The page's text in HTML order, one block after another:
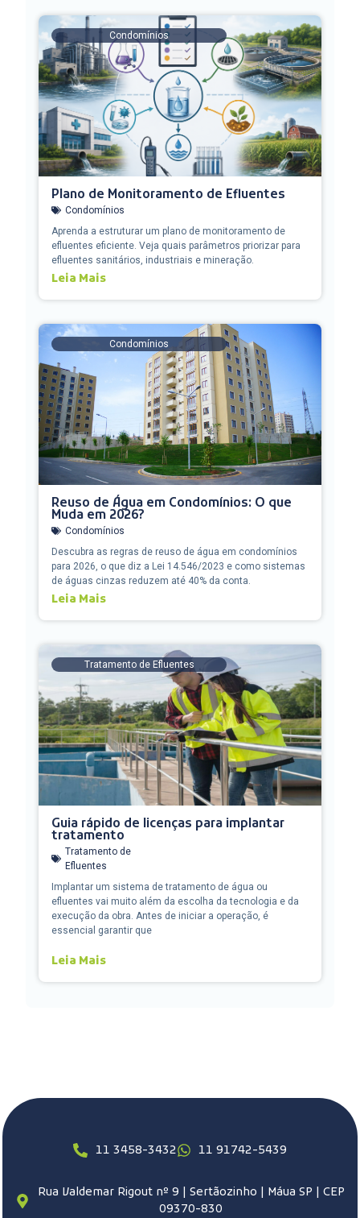
Condomínios
Plano de Monitoramento de Efluentes
Condomínios
Aprenda a estruturar um plano de monitoramento de
efluentes eficiente. Veja quais parâmetros priorizar para
efluentes sanitários, industriais e mineração.
Leia Mais
Condomínios
Reuso de Água em Condomínios: O que
Muda em 2026?
Condomínios
Descubra as regras de reuso de água em condomínios
para 2026, o que diz a Lei 14.546/2023 e como sistemas
de águas cinzas reduzem até 40% da conta.
Leia Mais
Tratamento de Efluentes
Guia rápido de licenças para implantar
tratamento
Tratamento de
Efluentes
Implantar um sistema de tratamento de água ou
efluentes vai muito além da escolha da tecnologia e da
execução da obra. Antes de iniciar a operação, é
essencial garantir que
Leia Mais
11 3458-3432 11 91742-5439
Rua Valdemar Rigout nº 9 | Sertãozinho | Máua SP | CEP
09370-830